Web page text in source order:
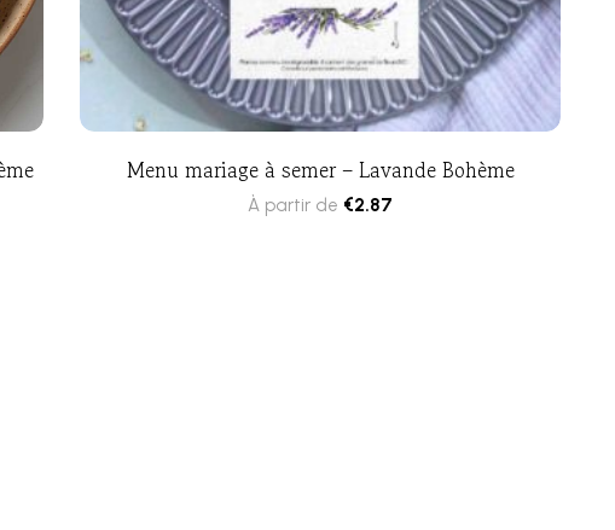
Menu mariage à semer – Lavande Bohème
À partir de €2.87